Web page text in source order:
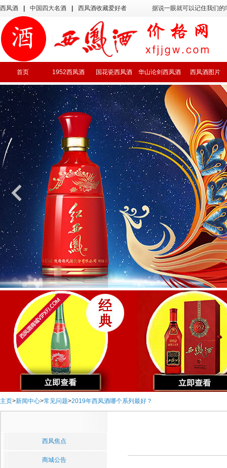
西凤酒 中国四大名酒 西凤酒收藏爱好者 据说一眼就可以记住我们
首页 1952西凤酒 国花瓷西凤酒 华山论剑西凤酒 西凤酒图片
主页>新闻中心>常见问题>2019年西凤酒哪个系列最好？
西凤焦点
商城公告